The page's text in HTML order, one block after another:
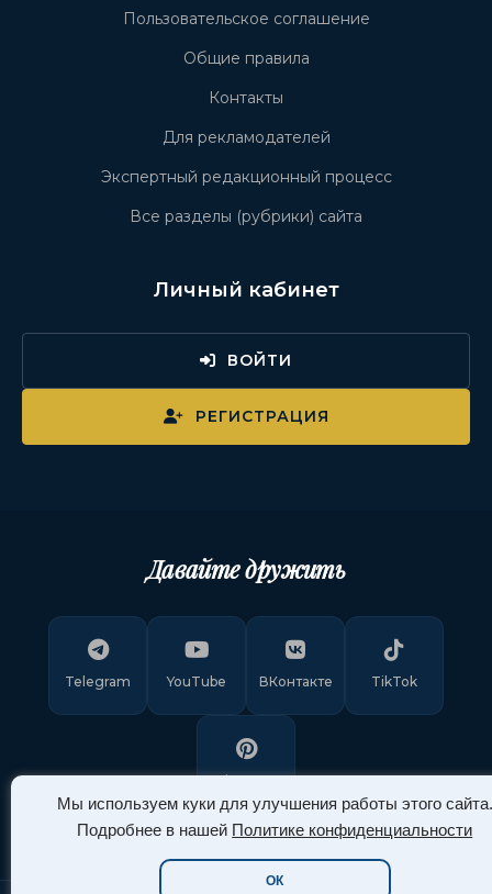
Мы используем куки для улучшения работы этого сайта.
Подробнее в нашей Политике конфиденциальности
ОК
Пользовательское соглашение
Общие правила
Контакты
Для рекламодателей
Экспертный редакционный процесс
Все разделы (рубрики) сайта
Личный кабинет
ВОЙТИ
РЕГИСТРАЦИЯ
Давайте дружить
Telegram YouTube ВКонтакте TikTok
Pinterest